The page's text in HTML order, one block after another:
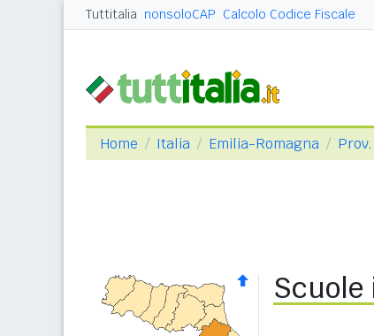
Tuttitalia nonsoloCAP Calcolo Codice Fiscale
Home Italia Emilia-Romagna